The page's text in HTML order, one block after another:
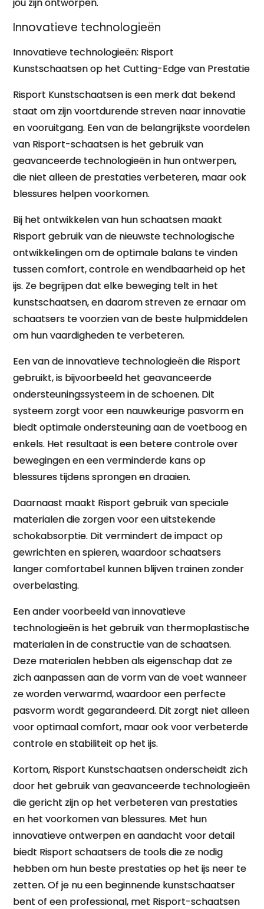
Innovatieve technologieën
Innovatieve technologieën: Risport
Kunstschaatsen op het Cutting-Edge van Prestatie
Risport Kunstschaatsen is een merk dat bekend
staat om zijn voortdurende streven naar innovatie
en vooruitgang. Een van de belangrijkste voordelen
van Risport-schaatsen is het gebruik van
geavanceerde technologieën in hun ontwerpen,
die niet alleen de prestaties verbeteren, maar ook
blessures helpen voorkomen.
Bij het ontwikkelen van hun schaatsen maakt
Risport gebruik van de nieuwste technologische
ontwikkelingen om de optimale balans te vinden
tussen comfort, controle en wendbaarheid op het
ijs. Ze begrijpen dat elke beweging telt in het
kunstschaatsen, en daarom streven ze ernaar om
schaatsers te voorzien van de beste hulpmiddelen
om hun vaardigheden te verbeteren.
Een van de innovatieve technologieën die Risport
gebruikt, is bijvoorbeeld het geavanceerde
ondersteuningssysteem in de schoenen. Dit
systeem zorgt voor een nauwkeurige pasvorm en
biedt optimale ondersteuning aan de voetboog en
enkels. Het resultaat is een betere controle over
bewegingen en een verminderde kans op
blessures tijdens sprongen en draaien.
Daarnaast maakt Risport gebruik van speciale
materialen die zorgen voor een uitstekende
schokabsorptie. Dit vermindert de impact op
gewrichten en spieren, waardoor schaatsers
langer comfortabel kunnen blijven trainen zonder
overbelasting.
Een ander voorbeeld van innovatieve
technologieën is het gebruik van thermoplastische
materialen in de constructie van de schaatsen.
Deze materialen hebben als eigenschap dat ze
zich aanpassen aan de vorm van de voet wanneer
ze worden verwarmd, waardoor een perfecte
pasvorm wordt gegarandeerd. Dit zorgt niet alleen
voor optimaal comfort, maar ook voor verbeterde
controle en stabiliteit op het ijs.
Kortom, Risport Kunstschaatsen onderscheidt zich
door het gebruik van geavanceerde technologieën
die gericht zijn op het verbeteren van prestaties
en het voorkomen van blessures. Met hun
innovatieve ontwerpen en aandacht voor detail
biedt Risport schaatsers de tools die ze nodig
hebben om hun beste prestaties op het ijs neer te
zetten. Of je nu een beginnende kunstschaatser
bent of een professional, met Risport-schaatsen